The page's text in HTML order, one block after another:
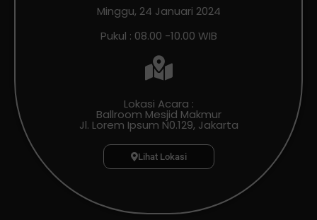
Minggu, 24 Januari 2024
Pukul : 08.00 -10.00 WIB
Lokasi Acara :
Ballroom Mesjid Makmur
Jl. Lorem Ipsum N0.129, Jakarta
Lihat Lokasi